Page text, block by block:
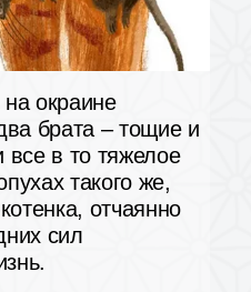
окраине
брата – тощие и
все в то тяжелое
такого же,
отчаянно
сил